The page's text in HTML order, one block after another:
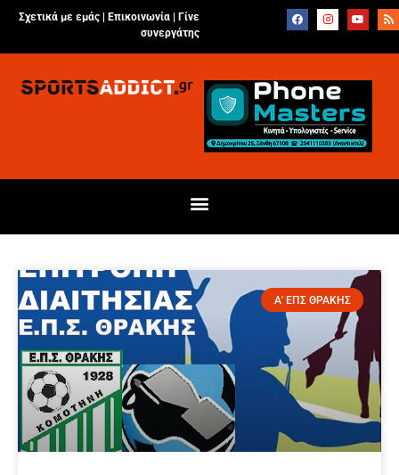
Σχετικά με εμάς | Επικοινωνία
Γίνε
συνεργάτης
Α' ΕΠΣ ΘΡΑΚΗΣ